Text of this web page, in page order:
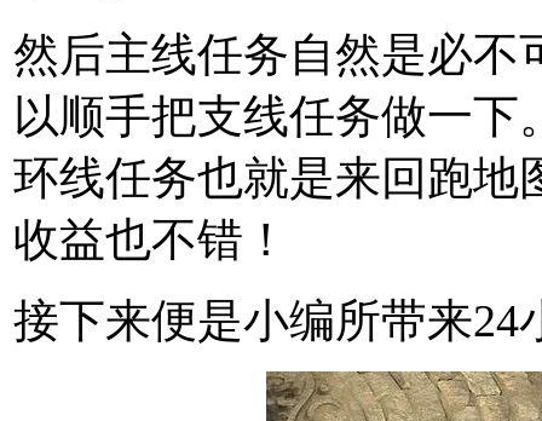
然后主线任务自然是必不
以顺手把支线任务做一
环线任务也就是来回跑地
收益也不错！
接下来便是小编所带来